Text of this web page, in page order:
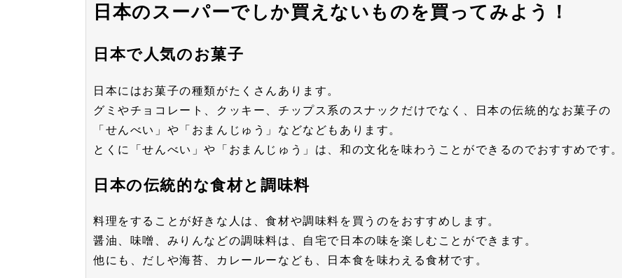
日本のスーパーでしか買えないものを買ってみよう！
日本で人気のお菓子
日本にはお菓子の種類がたくさんあります。
グミやチョコレート、クッキー、チップス系のスナックだけでなく、日本の伝統的なお菓子の
「せんべい」や「おまんじゅう」などなどもあります。
とくに「せんべい」や「おまんじゅう」は、和の文化を味わうことができるのでおすすめです。
日本の伝統的な食材と調味料
料理をすることが好きな人は、食材や調味料を買うのをおすすめします。
醤油、味噌、みりんなどの調味料は、自宅で日本の味を楽しむことができます。
他にも、だしや海苔、カレールーなども、日本食を味わえる食材です。